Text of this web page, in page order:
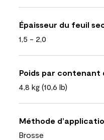
Épaisseur du feuil
1,5 - 2,0
Poids par contenant
4,8 kg (10,6 lb)
Méthode
Brosse